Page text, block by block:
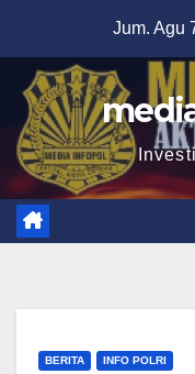
content
Jum. Agu
BERITA INFO POLRI